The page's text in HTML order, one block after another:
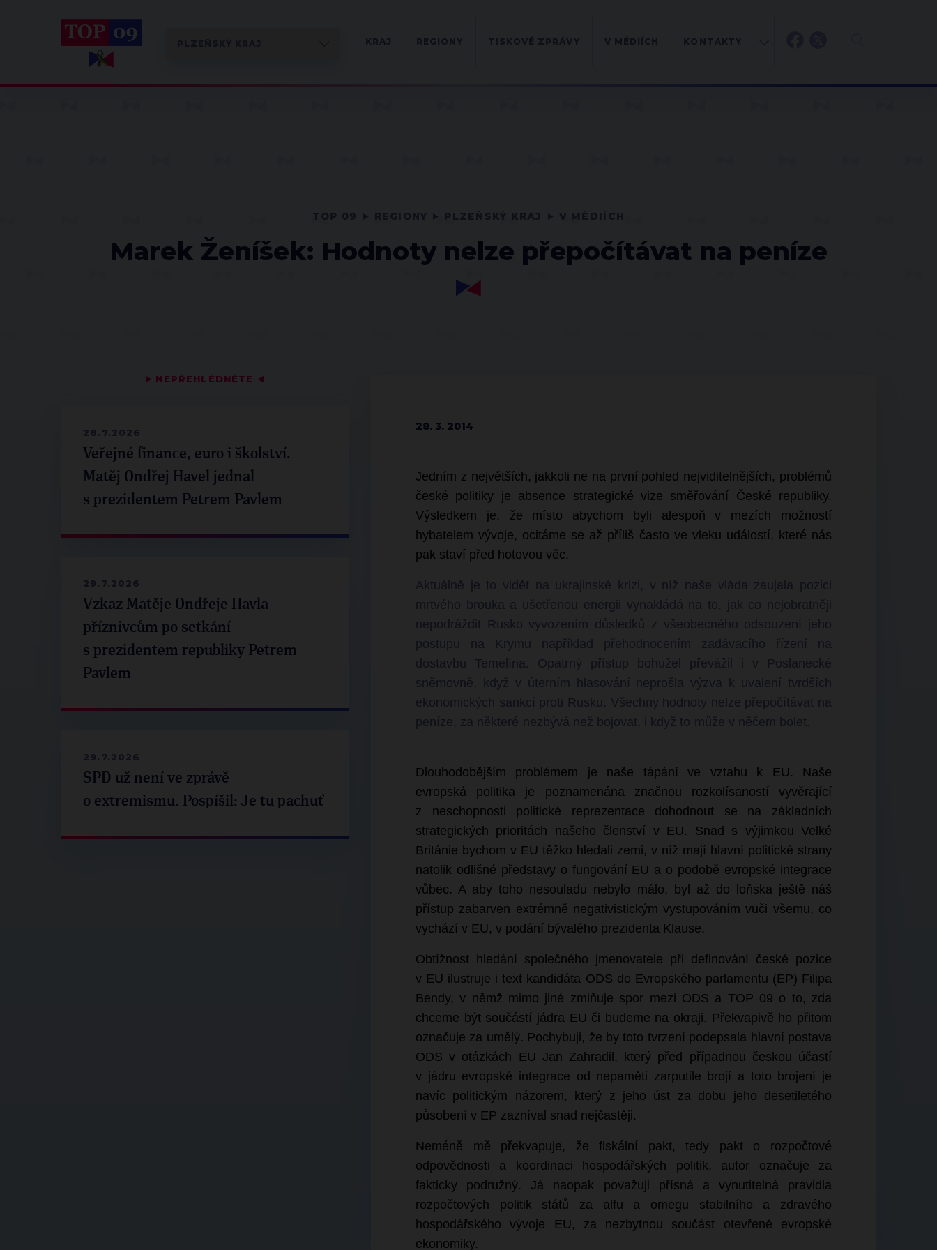
Marek Ženíšek: Hodnoty nelze přepočítávat na peníze
▶ NEPŘEHLÉDNĚTE ◀
28.7.2026
Veřejné finance, euro i školství.
Matěj Ondřej Havel jednal
s prezidentem Petrem Pavlem
29.7.2026
Vzkaz Matěje Ondřeje Havla
příznivcům po setkání
s prezidentem republiky Petrem
Pavlem
29.7.2026
SPD už není ve zprávě
o extremismu. Pospíšil: Je tu pachuť
28. 3. 2014
Jedním z největších, jakkoli ne na první pohled nejviditelnějších, problémů
české politiky je absence strategické vize směřování České republiky.
Výsledkem je, že místo abychom byli alespoň v mezích možností
hybatelem vývoje, ocitáme se až příliš často ve vleku událostí, které nás
pak staví před hotovou věc.
Aktuálně je to vidět na ukrajinské krizi, v níž naše vláda zaujala pozici
mrtvého brouka a ušetřenou energii vynakládá na to, jak co nejobratněji
nepodráždit Rusko vyvozením důsledků z všeobecného odsouzení jeho
postupu na Krymu například přehodnocením zadávacího řízení na
dostavbu Temelína. Opatrný přístup bohužel převážil i v Poslanecké
sněmovně, když v úterním hlasování neprošla výzva k uvalení tvrdších
ekonomických sankcí proti Rusku. Všechny hodnoty nelze přepočítávat na
peníze, za některé nezbývá než bojovat, i když to může v něčem bolet.
Dlouhodobějším problémem je naše tápání ve vztahu k EU. Naše
evropská politika je poznamenána značnou rozkolísaností vyvěrající
z neschopnosti politické reprezentace dohodnout se na základních
strategických prioritách našeho členství v EU. Snad s výjimkou Velké
Británie bychom v EU těžko hledali zemi, v níž mají hlavní politické strany
natolik odlišné představy o fungování EU a o podobě evropské integrace
vůbec. A aby toho nesouladu nebylo málo, byl až do loňska ještě náš
přístup zabarven extrémně negativistickým vystupováním vůči všemu, co
vychází v EU, v podání bývalého prezidenta Klause.
Obtížnost hledání společného jmenovatele při definování české pozice
v EU ilustruje i text kandidáta ODS do Evropského parlamentu (EP) Filipa
Bendy, v němž mimo jiné zmiňuje spor mezi ODS a TOP 09 o to, zda
chceme být součástí jádra EU či budeme na okraji. Překvapivě ho přitom
označuje za umělý. Pochybuji, že by toto tvrzení podepsala hlavní postava
ODS v otázkách EU Jan Zahradil, který před případnou českou účastí
v jádru evropské integrace od nepaměti zarputile brojí a toto brojení je
navíc politickým názorem, který z jeho úst za dobu jeho desetiletého
působení v EP zazníval snad nejčastěji.
Neméně mě překvapuje, že fiskální pakt, tedy pakt o rozpočtové
odpovědnosti a koordinaci hospodářských politik, autor označuje za
fakticky podružný. Já naopak považuji přísná a vynutitelná pravidla
rozpočtových politik států za alfu a omegu stabilního a zdravého
hospodářského vývoje EU, za nezbytnou součást otevřené evropské
ekonomiky.